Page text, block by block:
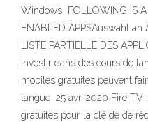
Windows FOLLOWING IS A
ENABLED APPSAuswahl
LISTE PARTIELLE DES
investir dans des cours de
mobiles gratuites peuvent
langue 25 avr. 2020 Fire
gratuites pour la clé de de